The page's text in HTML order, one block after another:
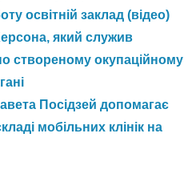
освітній заклад (відео)
який служив
створеному окупаційному
Посідзей допомагає
мобільних клінік на